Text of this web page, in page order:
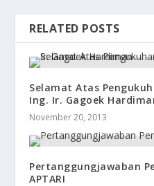
RELATED POSTS
Selamat Atas
Ing. Ir. Gagoek
November 20, 2013
Pertanggungjawaban
APTARI